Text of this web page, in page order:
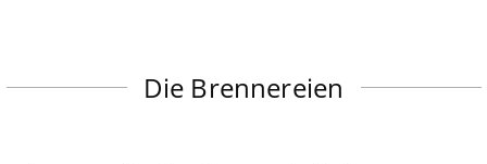
Die Brennereien